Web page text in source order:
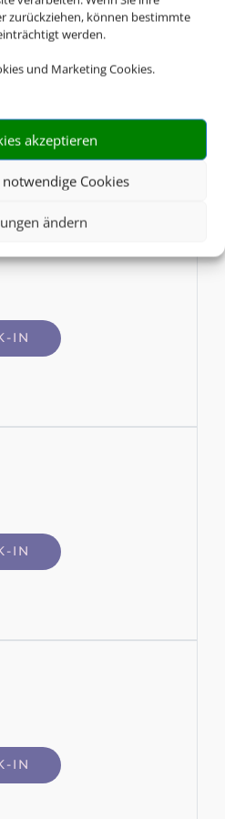
zurückziehen, können bestimmte
werden.
und Marketing Cookies.
akzeptieren
Cookies
ändern
IN
IN
IN
IN